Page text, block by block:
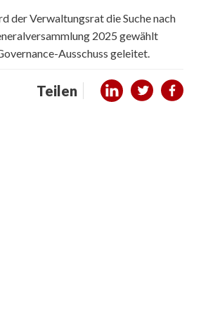
der Verwaltungsrat die Suche nach
2025 gewählt
Ausschuss geleitet.
Teilen